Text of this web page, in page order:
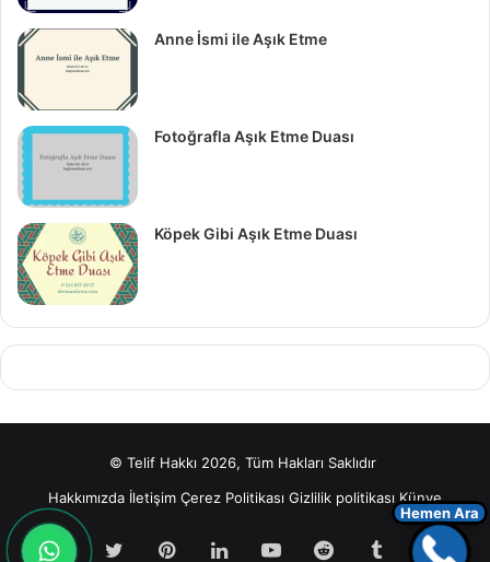
Anne İsmi ile Aşık Etme
Fotoğrafla Aşık Etme Duası
Köpek Gibi Aşık Etme Duası
Hemen Ara
© Telif Hakkı 2026, Tüm Hakları Saklıdır
Hakkımızda İletişim Çerez Politikası Gizlilik politikası Künye
Facebook
TwitterPinterestLinkedInYouTubeRedditTumblr